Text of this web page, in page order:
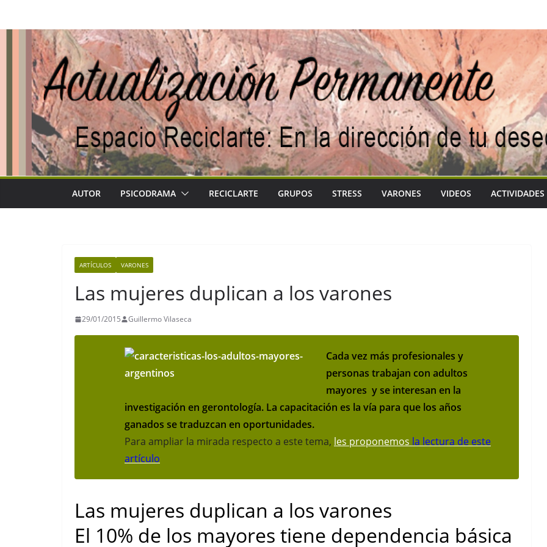
contenido
AUTOR PSICODRAMA RECICLARTE GRUPOS STRESS VARONES VIDEOS ACTIVIDADES
ARTÍCULOS VARONES
Las mujeres duplican a los varones
29/01/2015 Guillermo Vilaseca
Cada vez más profesionales y
personas trabajan con adultos
mayores y se interesan en la
investigación en gerontología. La capacitación es la vía para que los años
ganados se traduzcan en oportunidades.
Para ampliar la mirada respecto a este tema, les proponemos la lectura de este
artículo
Las mujeres duplican a los varones
El 10% de los mayores tiene dependencia básica